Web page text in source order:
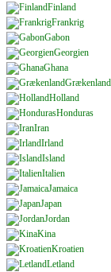
Finland
Frankrig
Gabon
Georgien
Ghana
Grækenland
Holland
Honduras
Iran
Irland
Island
Italien
Jamaica
Japan
Jordan
Kina
Kroatien
Letland